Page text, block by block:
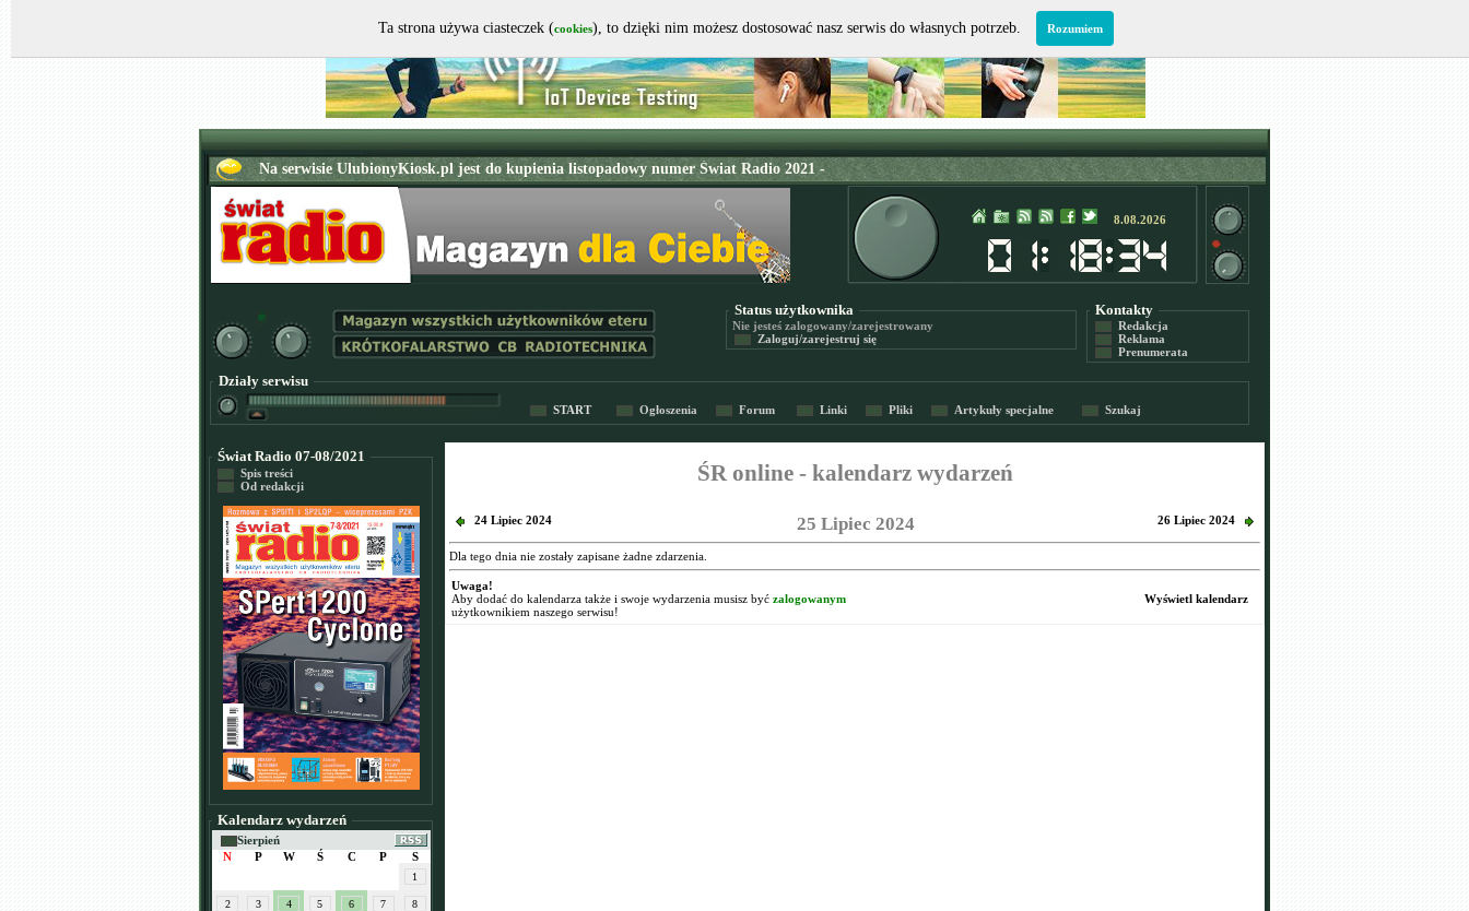
8.08.2026
Status użytkownika
Nie jesteś zalogowany/zarejestrowany
Zaloguj/zarejestruj się
Kontakty
Redakcja
Reklama
Prenumerata
Działy serwisu
START Ogłoszenia Forum Linki Pliki Artykuły specjalne Szukaj
Świat Radio 07-08/2021
Spis treści
Od redakcji
Kalendarz wydarzeń
Sierpień
N
P W Ś C P S
1
2 3 4 5 6 7 8
ŚR online - kalendarz wydarzeń
24 Lipiec 2024 25 Lipiec 2024 26 Lipiec 2024
Dla tego dnia nie zostały zapisane żadne zdarzenia.
Uwaga!
Aby dodać do kalendarza także i swoje wydarzenia musisz być zalogowanym
użytkownikiem naszego serwisu!
Wyświetl kalendarz
Ta strona używa ciasteczek (cookies), to dzięki nim możesz dostosować nasz serwis do własnych potrzeb. Rozumiem